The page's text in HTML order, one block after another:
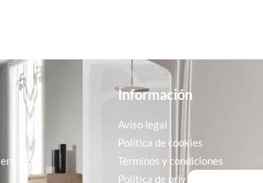
Información
Aviso legal
Política de cookies
Términos y condiciones
Política de privacidad